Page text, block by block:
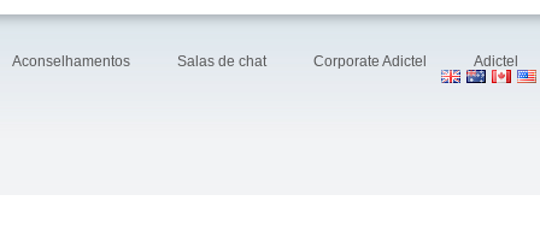
Aconselhamentos Salas de chat Corporate Adictel Adictel